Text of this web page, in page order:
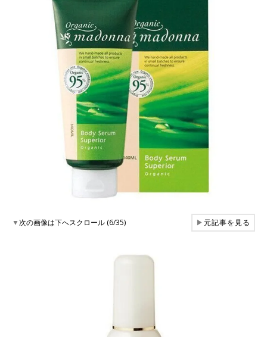
▼次の画像は下へスクロール (6/35) ▶元記事を見る